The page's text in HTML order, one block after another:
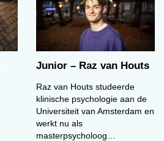
Junior – Raz van Houts
Raz van Houts studeerde
klinische psychologie aan de
Universiteit van Amsterdam en
werkt nu als
masterpsycholoog…